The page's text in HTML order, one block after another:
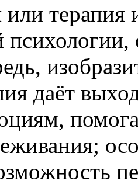
терапия
психологии,
даёт